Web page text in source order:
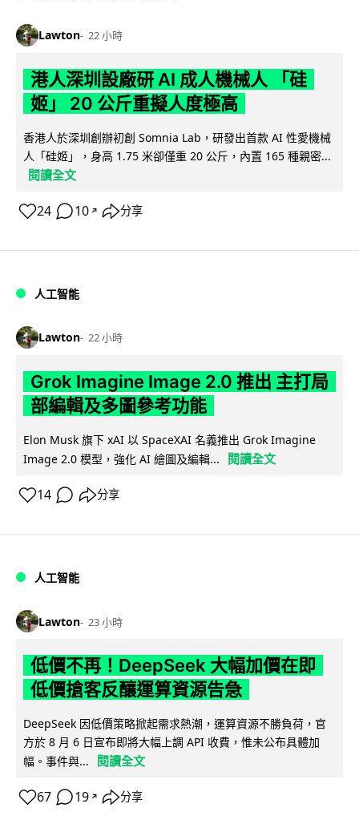
Lawton 22 小時
港人深圳設廠研 AI 成人機械人 「硅
姬」 20 公斤重擬人度極高
香港人於深圳創辦初創 Somnia Lab，研發出首款 AI 性愛機械
人「硅姬」，身高 1.75 米卻僅重 20 公斤，內置 165 種親密...
閱讀全文
24 10 ↗ 分享
人工智能
Lawton 22 小時
Grok Imagine Image 2.0 推出 主打局
部編輯及多圖參考功能
Elon Musk 旗下 xAI 以 SpaceXAI 名義推出 Grok Imagine
Image 2.0 模型，強化 AI 繪圖及編輯...
閱讀全文
14 分享
人工智能
Lawton 23 小時
低價不再！DeepSeek 大幅加價在即
低價搶客反釀運算資源告急
DeepSeek 因低價策略掀起需求熱潮，運算資源不勝負荷，官
方於 8 月 6 日宣布即將大幅上調 API 收費，惟未公布具體加
幅。事件與...
閱讀全文
67 19 ↗ 分享